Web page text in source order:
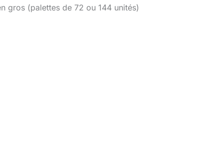
gros (palettes de 72 ou 144 unités)